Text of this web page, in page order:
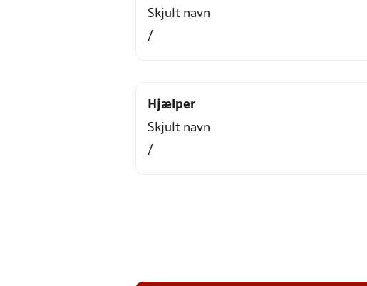
Skjult navn
/
Hjælper
Skjult navn
/